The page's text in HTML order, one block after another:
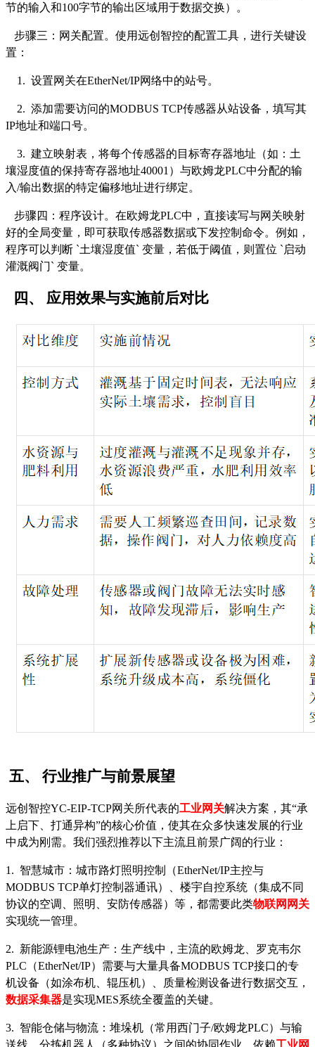
节的输入和100字节的输出区域用于数据交换）。
步骤三：网关配置。使用远创智控的配置工具，进行关键设
置：
1. 设置网关在EtherNet/IP网络中的站号。
2. 添加需要访问的MODBUS TCP传感器从站设备，填写其
IP地址和端口号。
3. 建立映射表，将每个传感器的目标寄存器地址（如：土
壤湿度值的保持寄存器地址40001）与欧姆龙PLC中分配的输
入/输出数据的特定偏移地址进行绑定。
步骤四：程序设计。在欧姆龙PLC中，直接读写与网关映射
好的全局变量，即可获取传感器数据或下发控制命令。例如，
程序可以判断 `土壤湿度值` 变量，若低于阈值，则置位 `启动
灌溉阀门` 变量。
四、 应用效果与实施前后对比
五、 行业推广与前景展望
远创智控YC-EIP-TCP网关所代表的工业网关解决方案，其“承
上启下、打通异构”的核心价值，使其在众多快速发展的行业
中成为刚需。我们强烈推荐以下主流且前景广阔的行业：
1. 智慧城市：城市路灯照明控制（EtherNet/IP主控与
MODBUS TCP单灯控制器通讯）、楼宇自控系统（集成不同
协议的空调、照明、安防传感器）等，都需要此类物联网网关
实现统一管理。
2. 新能源锂电池生产：生产线中，主流的欧姆龙、罗克韦尔
PLC（EtherNet/IP）需要与大量具备MODBUS TCP接口的专
机设备（如涂布机、辊压机）、质量检测设备进行数据交互，
数据采集器是实现MES系统全覆盖的关键。
3. 智能仓储与物流：堆垛机（常用西门子/欧姆龙PLC）与输